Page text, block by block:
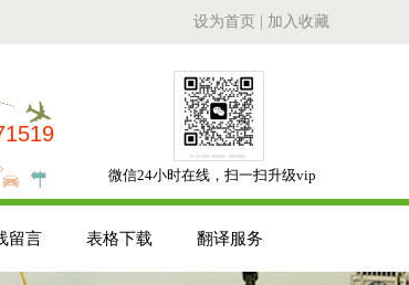
设为首页 加入收藏
微信24小时在线，扫一扫升级vip
留言 表格下载 翻译服务